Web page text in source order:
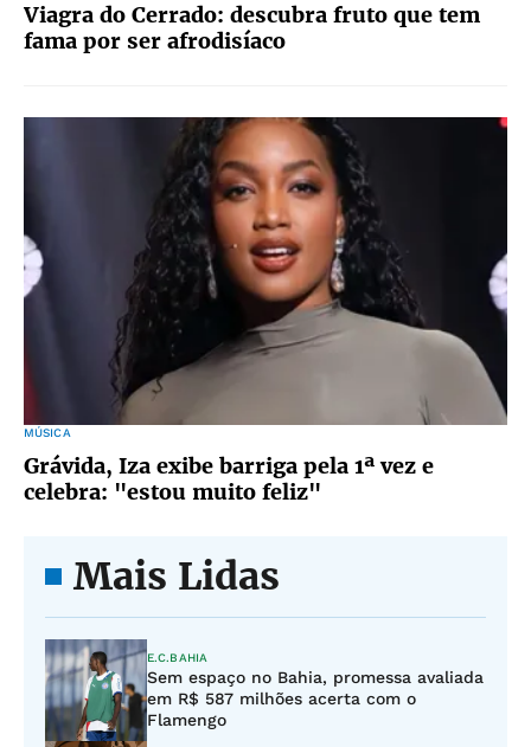
Viagra do Cerrado: descubra fruto que tem
fama por ser afrodisíaco
MÚSICA
Grávida, Iza exibe barriga pela 1ª vez e
celebra: "estou muito feliz"
Mais Lidas
E.C.BAHIA
Sem espaço no Bahia, promessa avaliada
em R$ 587 milhões acerta com o
Flamengo